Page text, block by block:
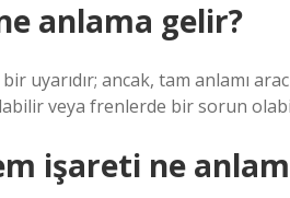
anlama gelir?
ancak, tam anlamı
veya frenlerde bir sorun
işareti ne